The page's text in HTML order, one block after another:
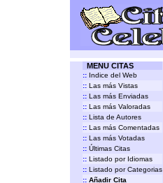
MENU CITAS
:: Indice del Web
:: Las más Vistas
:: Las más Enviadas
:: Las más Valoradas
:: Lista de Autores
:: Las más Comentadas
:: Las más Votadas
:: Últimas Citas
:: Listado por Idiomas
:: Listado por Categorias
:: Añadir Cita